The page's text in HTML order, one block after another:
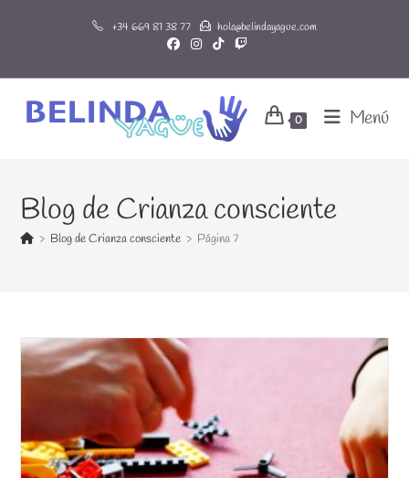
+34 669 81 38 77 hola@belindayague.com
0 Menú
Blog de Crianza consciente
> Blog de Crianza consciente > Página 7